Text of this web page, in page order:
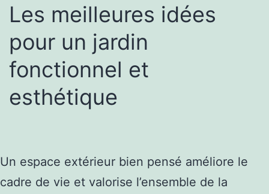
Les meilleures idées
pour un jardin
fonctionnel et
esthétique
Un espace extérieur bien pensé améliore le
cadre de vie et valorise l’ensemble de la